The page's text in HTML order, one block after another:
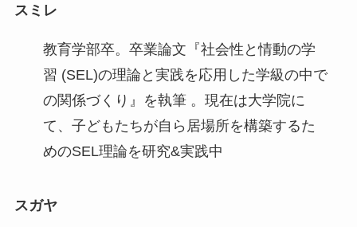
スミレ
教育学部卒。卒業論文『社会性と情動の学
習 (SEL)の理論と実践を応用した学級の中で
の関係づくり』を執筆 。現在は大学院に
て、子どもたちが自ら居場所を構築するた
めのSEL理論を研究&実践中
スガヤ